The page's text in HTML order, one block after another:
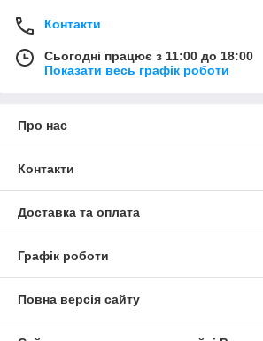
Контакти
Сьогодні працює з 11:00 до 18:00
Показати весь графік роботи
Про нас
Контакти
Доставка та оплата
Графік роботи
Повна версія сайту